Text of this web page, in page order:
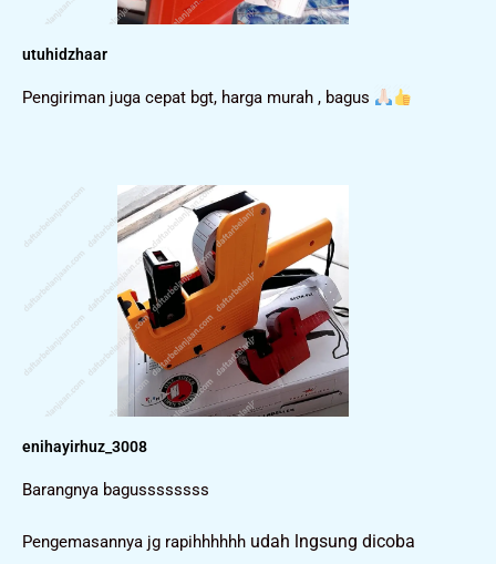
utuhidzhaar
Pengiriman juga cepat bgt, harga murah , bagus
enihayirhuz_3008
Barangnya bagussssssss
Pengemasannya jg rapihhhhhh udah lngsung dicoba